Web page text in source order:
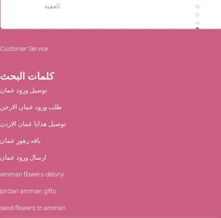
Customer Service
كلمات البحث
توصيل ورود عمان
طلب ورود عمان الارجن
توصيل هدايا عمان الاردن
باقه زهور عمان
ارسال ورود عمان
amman flowers delivry
jordan amman gifts
send flowers to amman